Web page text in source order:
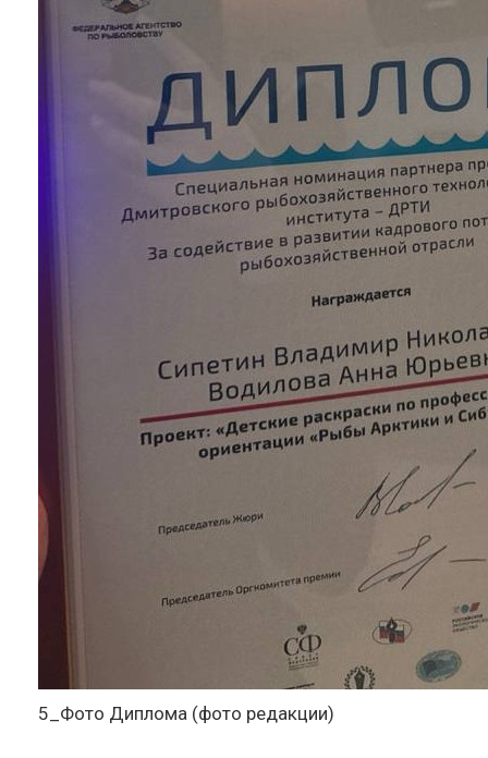
5_Фото Диплома (фото редакции)